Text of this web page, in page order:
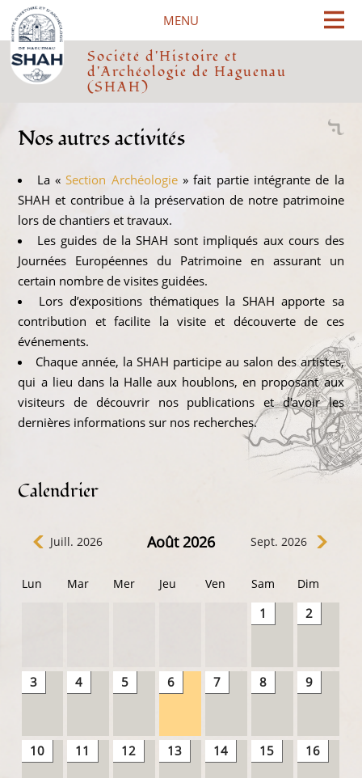
MENU
Société d'Histoire et
d'Archéologie de Haguenau
(SHAH)
Nos autres activités
La «Section Archéologie» fait partie intégrante de la
SHAH et contribue à la préservation de notre patrimoine
lors de chantiers et travaux.
Les guides de la SHAH sont impliqués aux cours des
Journées Européennes du Patrimoine en assurant un
certain nombre de visites guidées.
Lors d’expositions thématiques la SHAH apporte sa
contribution et facilite la visite et découverte de ces
événements.
Chaque année, la SHAH participe au salon des artistes,
qui a lieu dans la Halle aux houblons, en proposant aux
visiteurs de découvrir nos publications et d'avoir les
dernières informations sur nos recherches.
Calendrier
Juill. 2026 Août 2026 Sept. 2026
Lun Mar Mer Jeu Ven Sam Dim
1 2
3 4 5 6 7 8 9
10 11 12 13 14 15 16
Cookies management panel